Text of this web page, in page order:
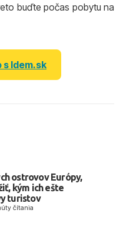
buďte počas pobytu na
Idem.sk
ostrovov Európy,
kým ich ešte
turistov
čítania